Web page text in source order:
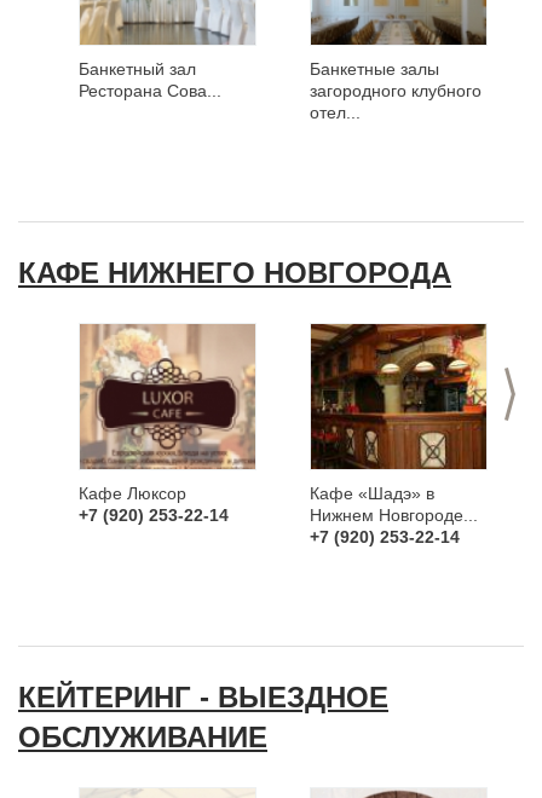
Банкетный зал
Ресторана Сова...
Банкетные залы
загородного клубного
отел...
КАФЕ НИЖНЕГО НОВГОРОДА
>
Кафе Люксор
+7 (920) 253-22-14
Кафе «Шадэ» в
Нижнем Новгороде...
+7 (920) 253-22-14
КЕЙТЕРИНГ - ВЫЕЗДНОЕ
ОБСЛУЖИВАНИЕ